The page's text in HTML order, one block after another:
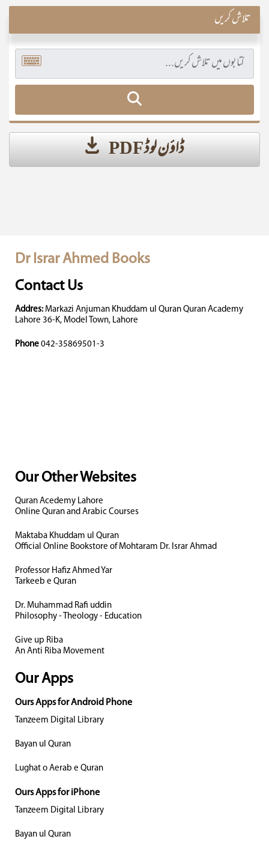
تلاش کریں
ڈاؤن لوڈ PDF
Dr Israr Ahmed Books
Contact Us
Addres: Markazi Anjuman Khuddam ul Quran Quran Academy
Lahore 36-K, Model Town, Lahore
Phone 042-35869501-3
Our Other Websites
Quran Acedemy Lahore
Online Quran and Arabic Courses
Maktaba Khuddam ul Quran
Official Online Bookstore of Mohtaram Dr. Israr Ahmad
Professor Hafiz Ahmed Yar
Tarkeeb e Quran
Dr. Muhammad Rafi uddin
Philosophy - Theology - Education
Give up Riba
An Anti Riba Movement
Our Apps
Ours Apps for Android Phone
Tanzeem Digital Library
Bayan ul Quran
Lughat o Aerab e Quran
Ours Apps for iPhone
Tanzeem Digital Library
Bayan ul Quran